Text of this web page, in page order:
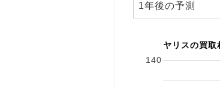
1年後の予測
ヤリスの買取
140